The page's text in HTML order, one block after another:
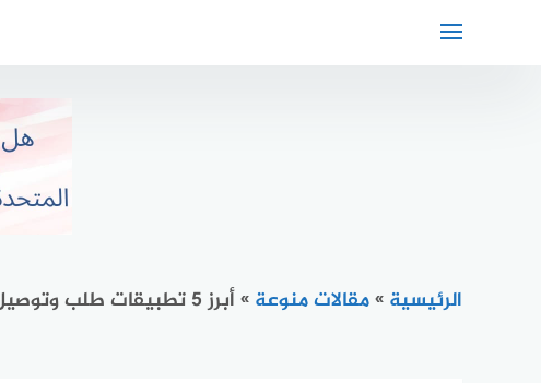
الرئيسية »مقالات منوعة »أبرز 5 تطبيقات طلب وتوصيل الطعام في أمريكا